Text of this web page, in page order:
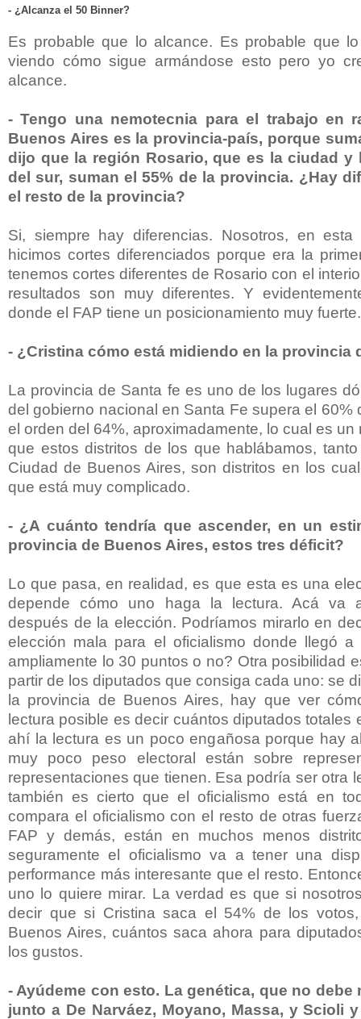
- ¿Alcanza el 50 Binner?
Es probable que lo alcance. Es probable que
viendo cómo sigue armándose esto pero yo
alcance.
- Tengo una nemotecnia para el trabajo en
Buenos Aires es la provincia-país, porque
dijo que la región Rosario, que es la ciudad y
del sur, suman el 55% de la provincia. ¿Hay
el resto de la provincia?
Si, siempre hay diferencias. Nosotros, en
hicimos cortes diferenciados porque era la
tenemos cortes diferentes de Rosario con el
resultados son muy diferentes. Y
donde el FAP tiene un posicionamiento muy fuerte.
- ¿Cristina cómo está midiendo en la provincia
La provincia de Santa fe es uno de los lugares
del gobierno nacional en Santa Fe supera el 60%
el orden del 64%, aproximadamente, lo cual es
que estos distritos de los que hablábamos,
Ciudad de Buenos Aires, son distritos en los
que está muy complicado.
- ¿A cuánto tendría que ascender, en un
provincia de Buenos Aires, estos tres déficit?
Lo que pasa, en realidad, es que esta es una
depende cómo uno haga la lectura. Acá va
después de la elección. Podríamos mirarlo en
elección mala para el oficialismo donde llegó
ampliamente lo 30 puntos o no? Otra posibilidad
partir de los diputados que consiga cada uno: se
la provincia de Buenos Aires, hay que ver
lectura posible es decir cuántos diputados totales
ahí la lectura es un poco engañosa porque hay
muy poco peso electoral están sobre
representaciones que tienen. Esa podría ser otra
también es cierto que el oficialismo está en
compara el oficialismo con el resto de otras
FAP y demás, están en muchos menos
seguramente el oficialismo va a tener una
performance más interesante que el resto.
uno lo quiere mirar. La verdad es que si
decir que si Cristina saca el 54% de los
Buenos Aires, cuántos saca ahora para
los gustos.
- Ayúdeme con esto. La genética, que no
junto a De Narváez, Moyano, Massa, y Scioli